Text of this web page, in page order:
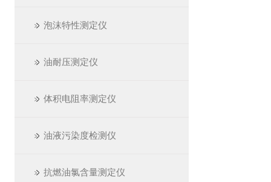
泡沫特性测定仪
油耐压测定仪
体积电阻率测定仪
油液污染度检测仪
抗燃油氯含量测定仪